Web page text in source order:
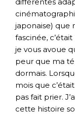
japonaise) que
fascinée,
je vous avoue
peur que ma
dormais.
mois que
pas fait prier.
cette histoire